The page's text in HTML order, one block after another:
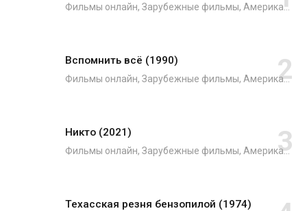
Фильмы онлайн, Зарубежные фильмы, Американские фильмы, Французские фильмы, Драмы, Криминал
Вспомнить всё (1990)
Фильмы онлайн, Зарубежные фильмы, Американские фильмы, Боевики, Триллеры, Фантастика
Никто (2021)
Фильмы онлайн, Зарубежные фильмы, Американские фильмы, Японские фильмы, Боевики, Криминал, Триллеры, Фильмы 2021
Техасская резня бензопилой (1974)